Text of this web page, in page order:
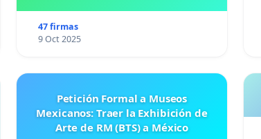
47 firmas
9 Oct 2025
Petición Formal a Museos
Mexicanos: Traer la Exhibición de
Arte de RM (BTS) a México